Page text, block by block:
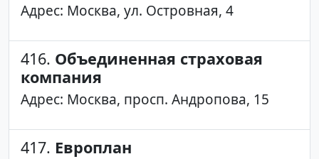
Адрес: Москва, ул. Островная, 4
416. Объединенная страховая
компания
Адрес: Москва, просп. Андропова, 15
417. Европлан